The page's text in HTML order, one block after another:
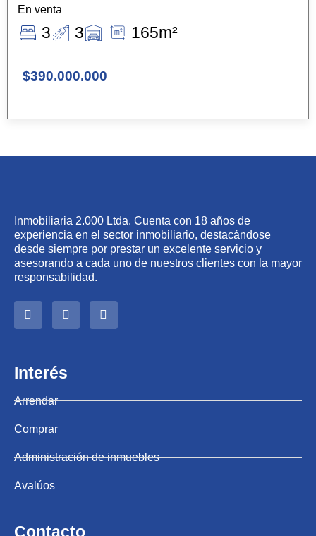
En venta
3 3 165m²
$390.000.000
Inmobiliaria 2.000 Ltda. Cuenta con 18 años de
experiencia en el sector inmobiliario, destacándose
desde siempre por prestar un excelente servicio y
asesorando a cada uno de nuestros clientes con la mayor
responsabilidad.
Interés
Arrendar
Comprar
Administración de inmuebles
Avalúos
Contacto